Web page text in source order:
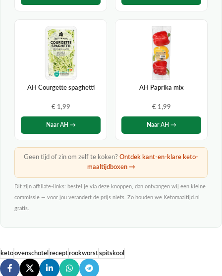
AH Courgette spaghetti
€ 1,99
Naar AH →
AH Paprika mix
€ 1,99
Naar AH →
Geen tijd of zin om zelf te koken? Ontdek kant-en-klare keto-
maaltijdboxen →
Dit zijn affiliate-links: bestel je via deze knoppen, dan ontvangen wij een kleine
commissie — voor jou verandert de prijs niets. Zo houden we Ketomaaltijd.nl
gratis.
ketoovenschotel receptrookworstspitskool